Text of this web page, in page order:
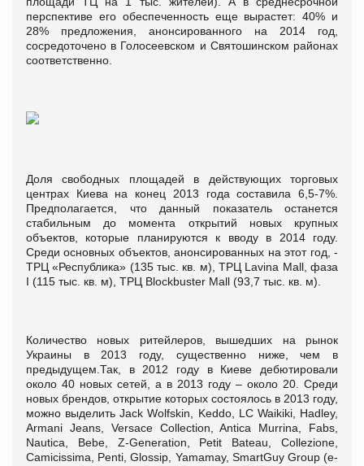
перспективе его обеспеченность еще вырастет: 40% и
28% предложения, анонсированного на 2014 год,
сосредоточено в Голосеевском и Святошинском районах
соответственно.
Доля свободных площадей в действующих торговых
центрах Киева на конец 2013 года составила 6,5-7%.
Предполагается, что данный показатель останется
стабильным до момента открытий новых крупных
объектов, которые планируются к вводу в 2014 году.
Среди основных объектов, анонсированных на этот год, -
ТРЦ «Республика» (135 тыс. кв. м), ТРЦ Lavina Mall, фаза
I (115 тыс. кв. м), ТРЦ Blockbuster Mall (93,7 тыс. кв. м).
Количество новых ритейлеров, вышедших на рынок
Украины в 2013 году, существенно ниже, чем в
предыдущем.Так, в 2012 году в Киеве дебютировали
около 40 новых сетей, а в 2013 году – около 20. Среди
новых брендов, открытие которых состоялось в 2013 году,
можно выделить Jack Wolfskin, Keddo, LC Waikiki, Hadley,
Armani Jeans, Versace Collection, Antica Murrina, Fabs,
Nautica, Bebe, Z-Generation, Petit Bateau, Collezione,
Camicissima, Penti, Glossip, Yamamay, SmartGuy Group (e-